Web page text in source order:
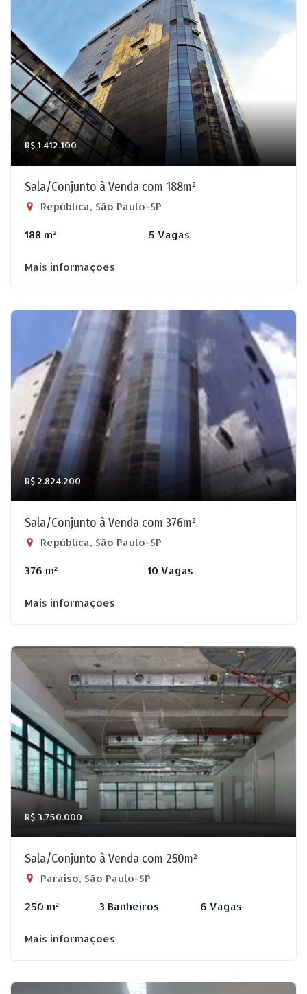
R$ 1.412.100
Sala/Conjunto à Venda com 188m²
República, São Paulo-SP
188 m² 5 Vagas
Mais informações
R$ 2.824.200
Sala/Conjunto à Venda com 376m²
República, São Paulo-SP
376 m² 10 Vagas
Mais informações
R$ 3.750.000
Sala/Conjunto à Venda com 250m²
Paraíso, São Paulo-SP
250 m² 3 Banheiros 6 Vagas
Mais informações